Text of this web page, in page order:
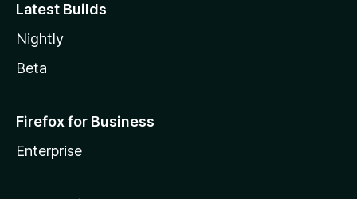
Latest Builds
Nightly
Beta
Firefox for Business
Enterprise